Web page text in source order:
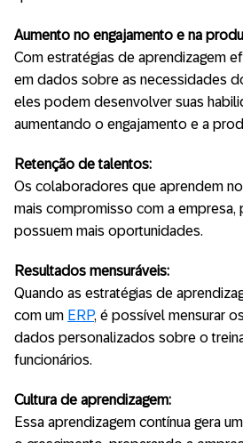
Aumento no engajamento e na
Com estratégias de aprendizagem
em dados sobre as necessidades
eles podem desenvolver suas
aumentando o engajamento e a
Retenção de talentos:
Os colaboradores que aprendem
mais compromisso com a empresa,
possuem mais oportunidades.
Resultados mensuráveis:
Quando as estratégias de
com um ERP, é possível mensurar
dados personalizados sobre o
funcionários.
Cultura de aprendizagem:
Essa aprendizagem contínua gera